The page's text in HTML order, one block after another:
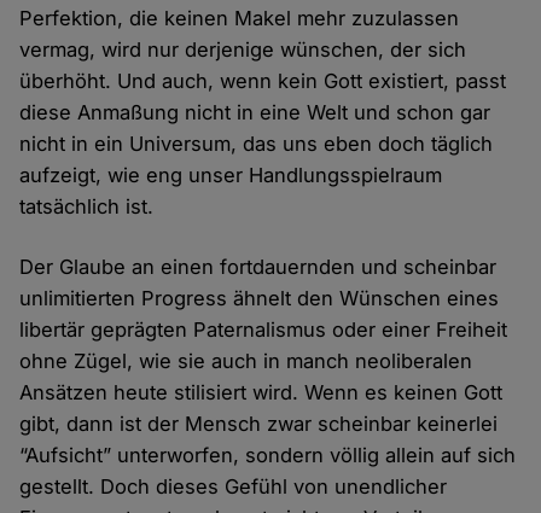
Perfektion, die keinen Makel mehr zuzulassen
vermag, wird nur derjenige wünschen, der sich
überhöht. Und auch, wenn kein Gott existiert, passt
diese Anmaßung nicht in eine Welt und schon gar
nicht in ein Universum, das uns eben doch täglich
aufzeigt, wie eng unser Handlungsspielraum
tatsächlich ist.
Der Glaube an einen fortdauernden und scheinbar
unlimitierten Progress ähnelt den Wünschen eines
libertär geprägten Paternalismus oder einer Freiheit
ohne Zügel, wie sie auch in manch neoliberalen
Ansätzen heute stilisiert wird. Wenn es keinen Gott
gibt, dann ist der Mensch zwar scheinbar keinerlei
“Aufsicht” unterworfen, sondern völlig allein auf sich
gestellt. Doch dieses Gefühl von unendlicher